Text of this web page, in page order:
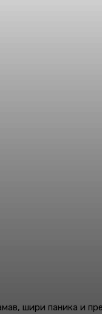
шири паника и